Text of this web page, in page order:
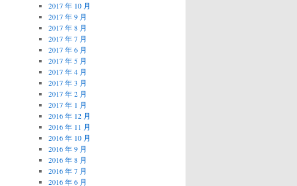
2017 年 10 月
2017 年 9 月
2017 年 8 月
2017 年 7 月
2017 年 6 月
2017 年 5 月
2017 年 4 月
2017 年 3 月
2017 年 2 月
2017 年 1 月
2016 年 12 月
2016 年 11 月
2016 年 10 月
2016 年 9 月
2016 年 8 月
2016 年 7 月
2016 年 6 月